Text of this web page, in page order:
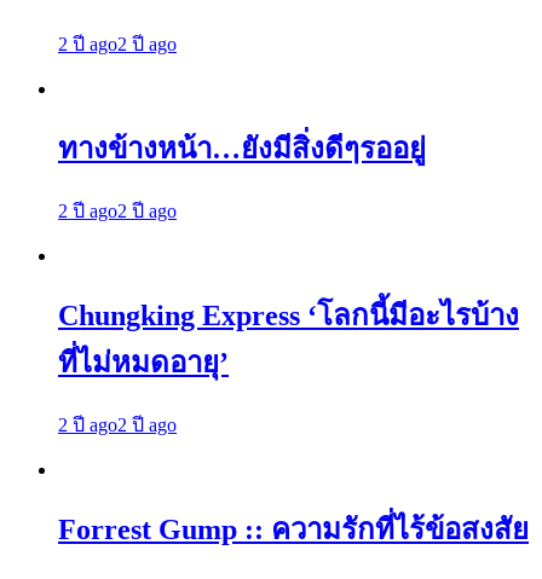
2 ปี ago2 ปี ago
ทางข้างหน้า…ยังมีสิ่งดีๆรออยู่
2 ปี ago2 ปี ago
Chungking Express ‘โลกนี้มีอะไรบ้าง
ที่ไม่หมดอายุ’
2 ปี ago2 ปี ago
Forrest Gump :: ความรักที่ไร้ข้อสงสัย